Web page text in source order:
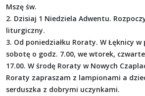
Mszę św.
2. Dzisiaj 1 Niedziela Adwentu.
liturgiczny.
3. Od poniedziałku Roraty. W Łęknicy w
sobotę o godz. 7.00, we wtorek,
17.00. W środę Roraty w Nowych
Roraty zapraszam z lampionami a
serduszka z dobrymi uczynkami.